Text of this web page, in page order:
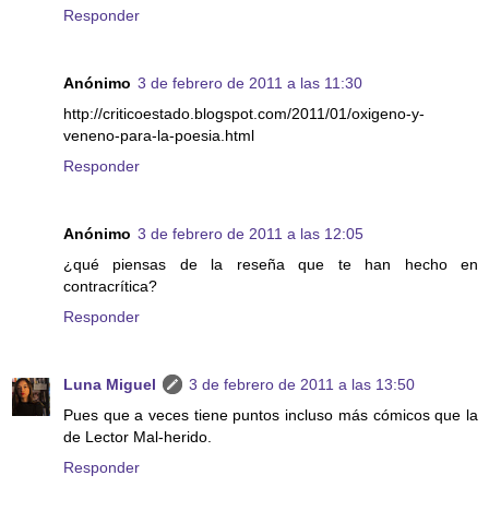
Responder
Anónimo 3 de febrero de 2011 a las 11:30
http://criticoestado.blogspot.com/2011/01/oxigeno-y-
veneno-para-la-poesia.html
Responder
Anónimo 3 de febrero de 2011 a las 12:05
¿qué piensas de la reseña que te han hecho en
contracrítica?
Responder
Luna Miguel
3 de febrero de 2011 a las 13:50
Pues que a veces tiene puntos incluso más cómicos que la
de Lector Mal-herido.
Responder